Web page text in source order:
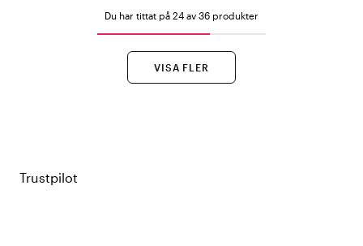
Du har tittat på 24 av 36 produkter
VISA FLER
Trustpilot